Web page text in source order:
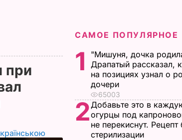
при
САМОЕ ПОПУЛЯРНОЕ
1
"Мишуня, дочка
Драпатый рассказал,
на позициях узнал о
дочери
65003
2Добавьте это в
огурцы под
не перекиснут. Рецепт
стерилизации